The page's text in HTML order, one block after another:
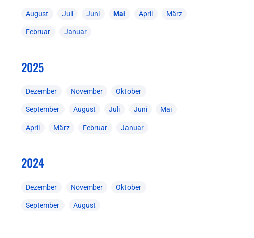
August Juli Juni Mai April März
Februar Januar
2025
Dezember November Oktober
September August Juli Juni Mai
April März Februar Januar
2024
Dezember November Oktober
September August